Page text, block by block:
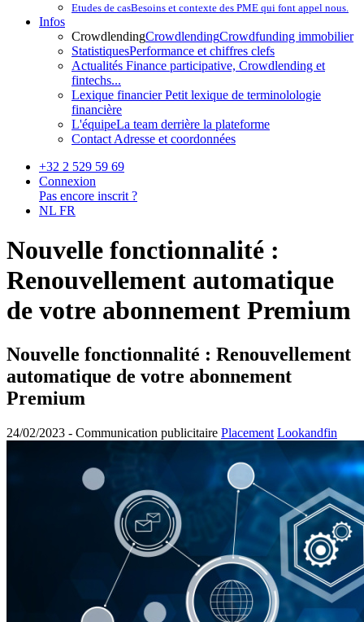
Etudes de casBesoins et contexte des PME qui font appel nous.
Infos
CrowdlendingCrowdlendingCrowdfunding immobilier
StatistiquesPerformance et chiffres clefs
Actualités Finance participative, Crowdlending et
fintechs...
Lexique financierPetit lexique de terminolologie
financière
L'équipeLa team derrière la plateforme
Contact Adresse et coordonnées
+32 2 529 59 69
Connexion
Pas encore inscrit ?
NL FR
Nouvelle fonctionnalité :
Renouvellement automatique
de votre abonnement Premium
Nouvelle fonctionnalité : Renouvellement
automatique de votre abonnement
Premium
24/02/2023 - Communication publicitaire Placement Lookandfin